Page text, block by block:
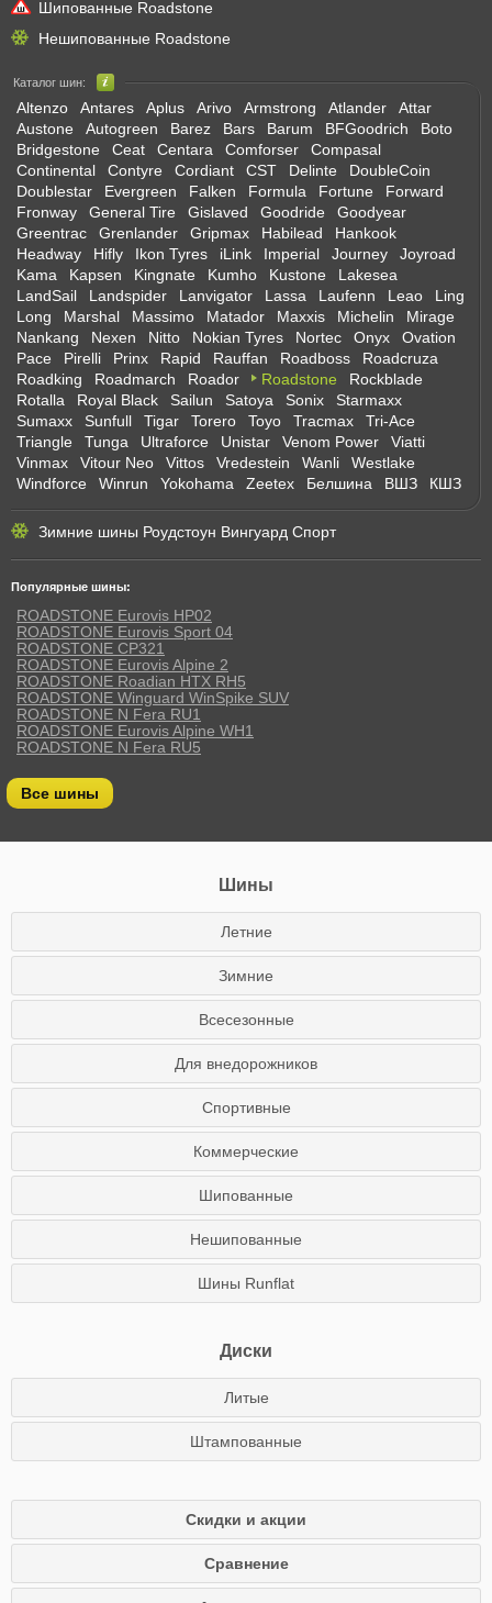
Шипованные Roadstone
Нешипованные Roadstone
Каталог шин:
Altenzo Antares Aplus Arivo Armstrong Atlander
Attar
Austone
Autogreen Barez Bars Barum BFGoodrich
Boto
Bridgestone
Ceat Centara Comforser
Compasal
Continental
Contyre Cordiant CST Delinte
DoubleCoin
Doublestar
Evergreen Falken Formula Fortune
Forward
Fronway
General Tire Gislaved Goodride
Goodyear
Greentrac
Grenlander Gripmax Habilead
Hankook
Headway
Hifly Ikon Tyres iLink Imperial Journey
Joyroad
Kama
Kapsen Kingnate Kumho Kustone
Lakesea
LandSail
Landspider Lanvigator Lassa Laufenn Leao
Ling
Long
Marshal Massimo Matador Maxxis Michelin
Mirage
Nankang
Nexen Nitto Nokian Tyres Nortec Onyx
Ovation
Pace
Pirelli Prinx Rapid Rauffan Roadboss
Roadcruza
Roadking
Roadmarch Roador Roadstone
Rockblade
Rotalla
Royal Black Sailun Satoya Sonix
Starmaxx
Sumaxx
Sunfull Tigar Torero Toyo Tracmax
Tri-Ace
Triangle
Tunga Ultraforce Unistar Venom Power
Viatti
Vinmax
Vitour Neo Vittos Vredestein Wanli
Westlake
Windforce
Winrun Yokohama Zeetex Белшина ВШЗ КШЗ
Зимние шины Роудстоун Вингуард Спорт
Популярные шины:
ROADSTONE Eurovis HP02
ROADSTONE Eurovis Sport 04
ROADSTONE CP321
ROADSTONE Eurovis Alpine 2
ROADSTONE Roadian HTX RH5
ROADSTONE Winguard WinSpike SUV
ROADSTONE N Fera RU1
ROADSTONE Eurovis Alpine WH1
ROADSTONE N Fera RU5
Все шины
Шины
Летние
Зимние
Всесезонные
Для внедорожников
Спортивные
Коммерческие
Шипованные
Нешипованные
Шины Runflat
Диски
Литые
Штампованные
Скидки и акции
Сравнение